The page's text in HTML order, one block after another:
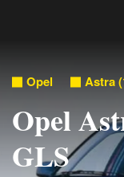
Opel Astra
Opel
GLS